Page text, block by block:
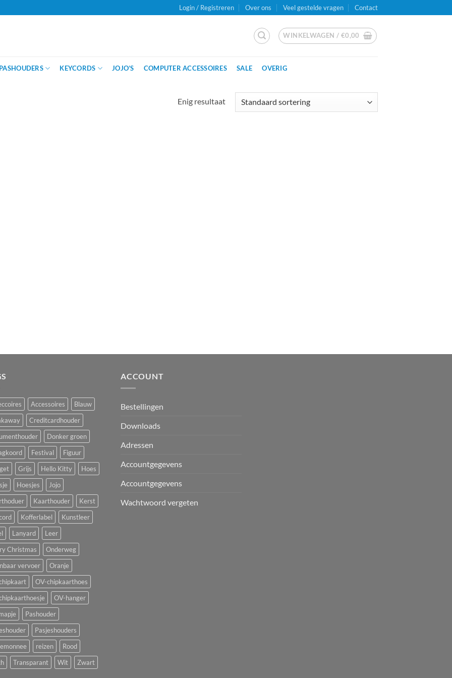
Login / Registreren Over ons Veel gestelde vragen Contact
WINKELWAGEN / €0,00
PASHOUDERS KEYCORDS JOJO’S COMPUTER ACCESSOIRES SALE OVERIG
Enig resultaat
Accessoires
Blauw
Creditcardhouder
Donker groen
Festival
Figuur
Grijs Hello Kitty
Hoes
Hoesjes
Jojo
Kaarthouder
Kerst
Kofferlabel
Kunstleer
Lanyard
Leer
Christmas
Onderweg
vervoer
Oranje
OV-chipkaarthoes
OV-hanger
Pashouder
Pasjeshouders
reizen
Rood
Transparant Wit Zwart
ACCOUNT
Bestellingen
Downloads
Adressen
Accountgegevens
Accountgegevens
Wachtwoord vergeten